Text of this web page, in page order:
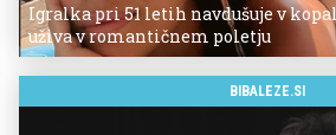
Igralka pri 51 letih navdušuje v
uživa v romantičnem poletju
BIBALEZE.SI